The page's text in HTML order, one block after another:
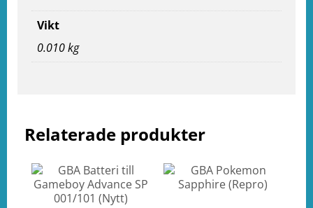
Relaterade produkter
Vikt
0.010 kg